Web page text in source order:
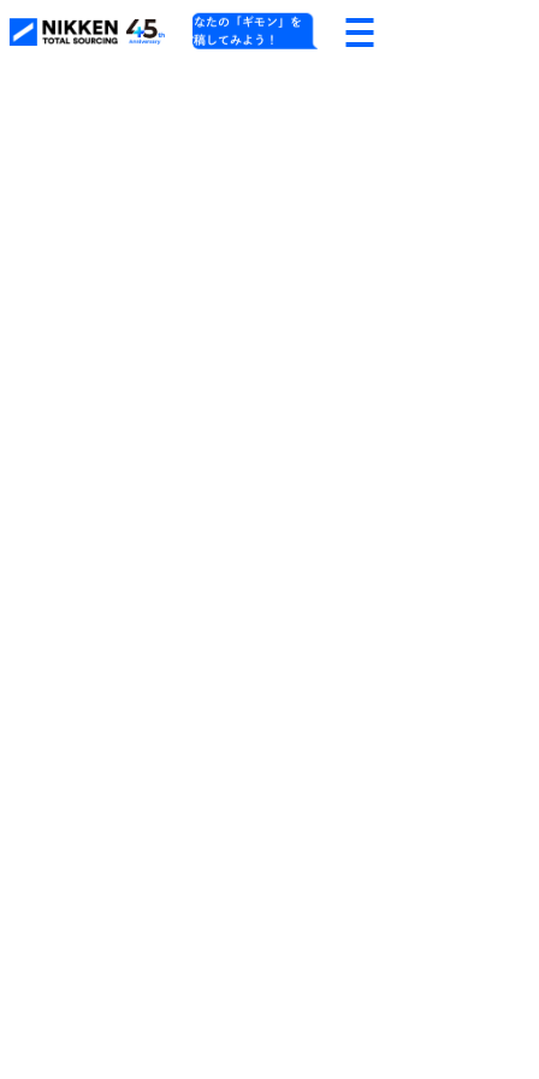
あなたの「ギモン」を
投稿してみよう！